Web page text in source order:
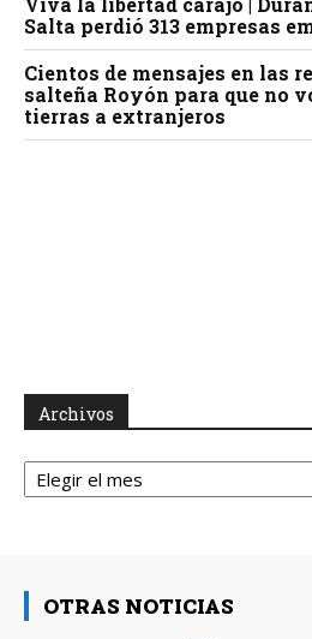
Salta perdió 313 empresas
Cientos de mensajes en las
salteña Royón para que no
tierras a extranjeros
Archivos
Archivos
OTRAS NOTICIAS